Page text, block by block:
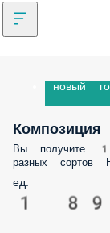
новый
Вы получите
разных сортов
ед.
1